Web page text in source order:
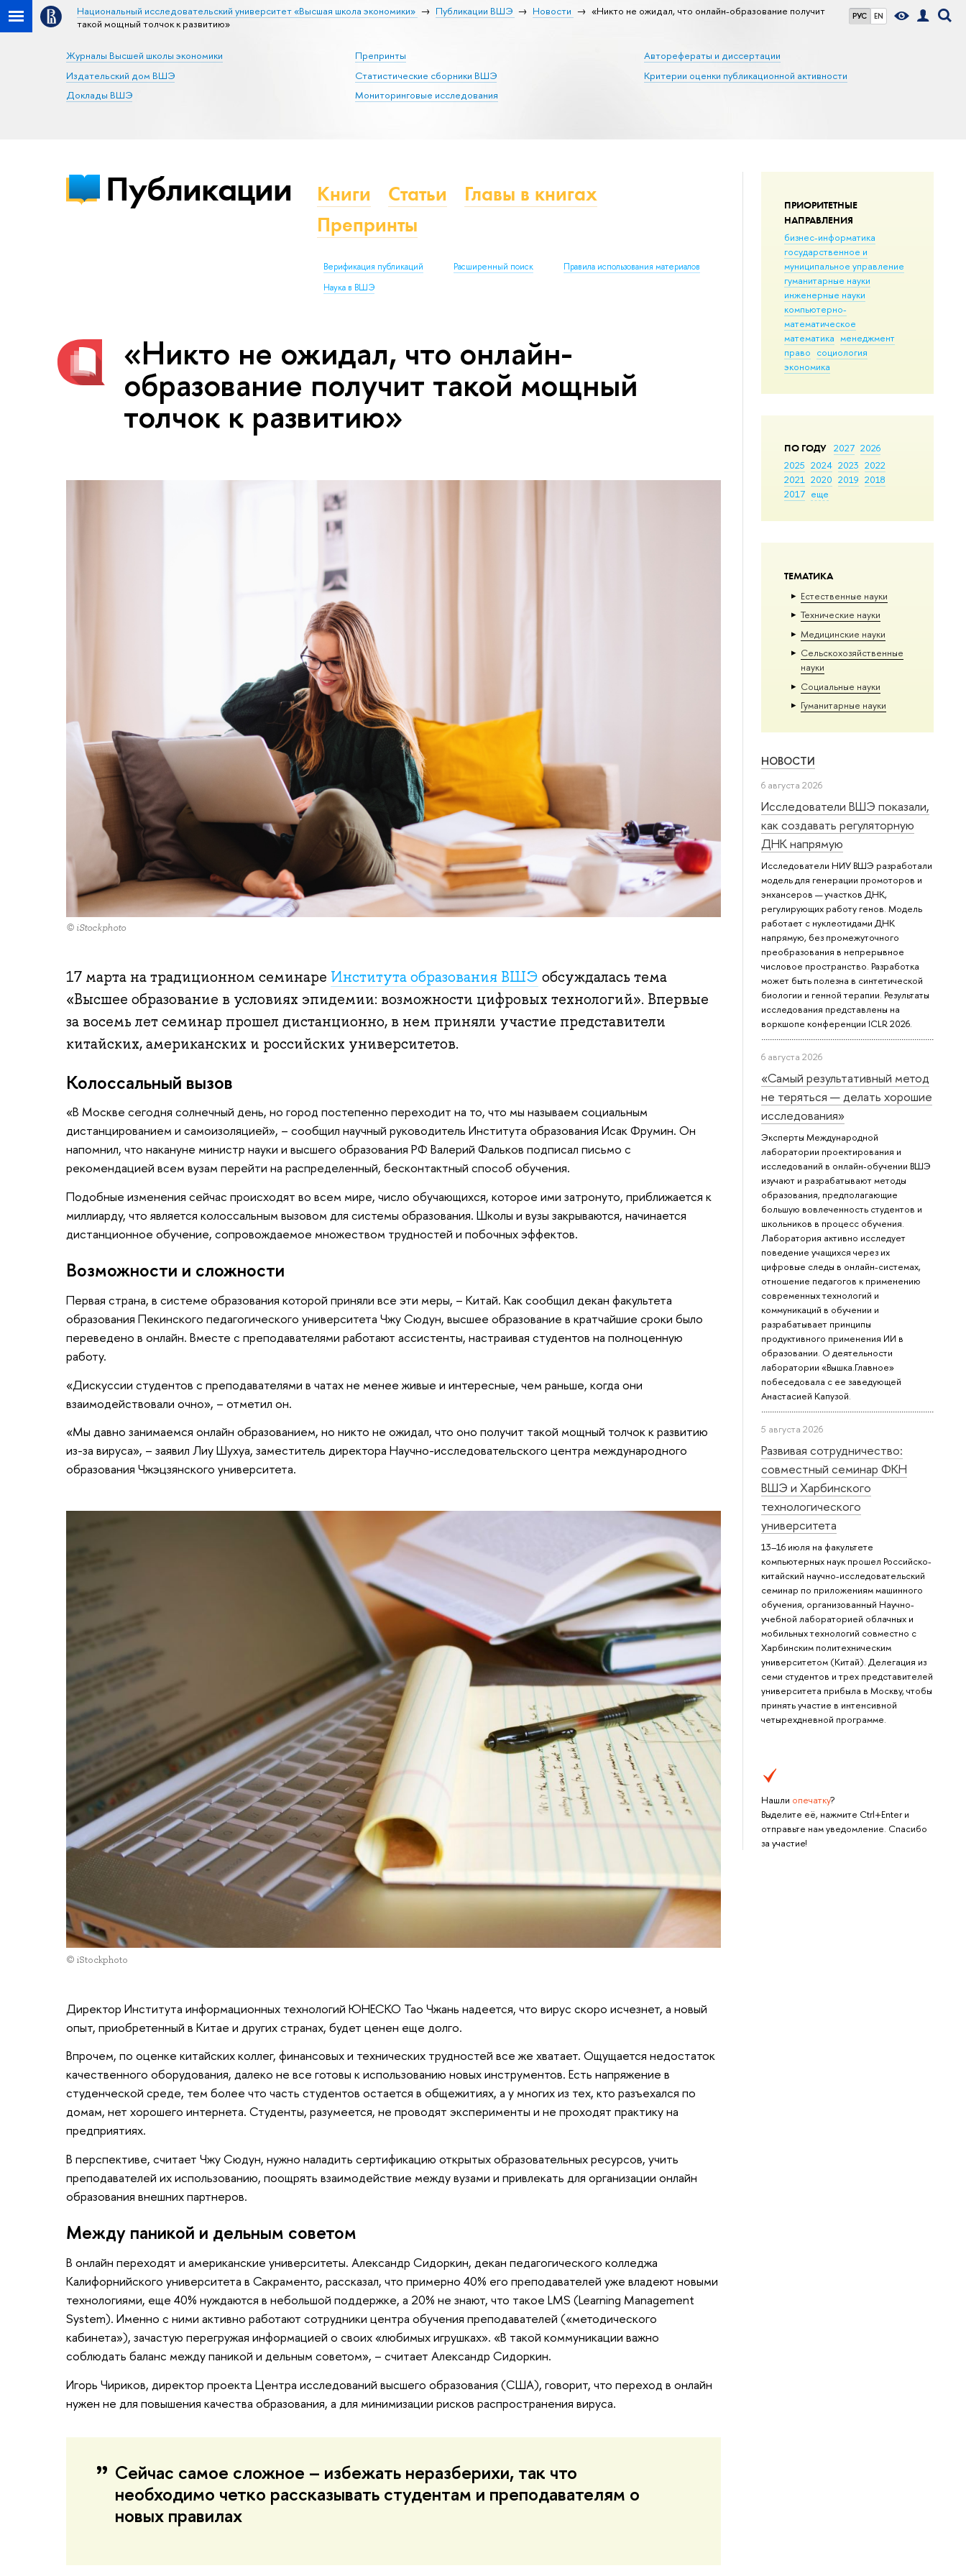
РУС EN
Национальный исследовательский университет «Высшая школа экономики» Публикации ВШЭ Новости
«Никто не ожидал, что онлайн-образование получит
такой мощный толчок к развитию»
Журналы Высшей школы экономики
Издательский дом ВШЭ
Доклады ВШЭ
Препринты
Статистические сборники ВШЭ
Мониторинговые исследования
Авторефераты и диссертации
Критерии оценки публикационной активности
ПРИОРИТЕТНЫЕ
НАПРАВЛЕНИЯ
бизнес-информатика
государственное и
муниципальное управление
гуманитарные науки
инженерные науки
компьютерно-
математическое
математика менеджмент
право социология
экономика
ПО ГОДУ 2027 2026
2025 2024 2023 2022
2021 2020 2019 2018
2017 еще
ТЕМАТИКА
Естественные науки
Тех­ничес­кие науки
Медицинские науки
Сельскохозяйственные
науки
Социальные науки
Гуманитарные науки
НОВОСТИ
6 августа 2026
Исследователи ВШЭ показали,
как создавать регуляторную
ДНК напрямую
Исследователи НИУ ВШЭ разработали
модель для генерации промоторов и
энхансеров — участков ДНК,
регулирующих работу генов. Модель
работает с нуклеотидами ДНК
напрямую, без промежуточного
преобразования в непрерывное
числовое пространство. Разработка
может быть полезна в синтетической
биологии и генной терапии. Результаты
исследования представлены на
воркшопе конференции ICLR 2026.
6 августа 2026
«Самый результативный метод
не теряться — делать хорошие
исследования»
Эксперты Международной
лаборатории проектирования и
исследований в онлайн-обучении ВШЭ
изучают и разрабатывают методы
образования, предполагающие
большую вовлеченность студентов и
школьников в процесс обучения.
Лаборатория активно исследует
поведение учащихся через их
цифровые следы в онлайн-системах,
отношение педагогов к применению
современных технологий и
коммуникаций в обучении и
разрабатывает принципы
продуктивного применения ИИ в
образовании. О деятельности
лаборатории «Вышка.Главное»
побеседовала с ее заведующей
Анастасией Капузой.
5 августа 2026
Развивая сотрудничество:
совместный семинар ФКН
ВШЭ и Харбинского
технологического
университета
13–16 июля на факультете
компьютерных наук прошел Российско-
китайский научно-исследовательский
семинар по приложениям машинного
обучения, организованный Научно-
учебной лабораторией облачных и
мобильных технологий совместно с
Харбинским политехническим
университетом (Китай). Делегация из
семи студентов и трех представителей
университета прибыла в Москву, чтобы
принять участие в интенсивной
четырехдневной программе.
Нашли опечатку?
Выделите её, нажмите Ctrl+Enter и
отправьте нам уведомление. Спасибо
за участие!
Публикации Книги Статьи
Главы в книгах
Препринты
Верификация публикаций Расширенный поиск
Правила использования материалов
Наука в ВШЭ
«Никто не ожидал, что онлайн-
образование получит такой мощный
толчок к развитию»
© iStockphoto
17 марта на традиционном семинаре Института образования ВШЭ обсуждалась тема
«Высшее образование в условиях эпидемии: возможности цифровых технологий». Впервые
за восемь лет семинар прошел дистанционно, в нем приняли участие представители
китайских, американских и российских университетов.
Колоссальный вызов
«В Москве сегодня солнечный день, но город постепенно переходит на то, что мы называем социальным
дистанцированием и самоизоляцией», – сообщил научный руководитель Института образования Исак Фрумин. Он
напомнил, что накануне министр науки и высшего образования РФ Валерий Фальков подписал письмо с
рекомендацией всем вузам перейти на распределенный, бесконтактный способ обучения.
Подобные изменения сейчас происходят во всем мире, число обучающихся, которое ими затронуто, приближается к
миллиарду, что является колоссальным вызовом для системы образования. Школы и вузы закрываются, начинается
дистанционное обучение, сопровождаемое множеством трудностей и побочных эффектов.
Возможности и сложности
Первая страна, в системе образования которой приняли все эти меры, – Китай. Как сообщил декан факультета
образования Пекинского педагогического университета Чжу Сюдун, высшее образование в кратчайшие сроки было
переведено в онлайн. Вместе с преподавателями работают ассистенты, настраивая студентов на полноценную
работу.
«Дискуссии студентов с преподавателями в чатах не менее живые и интересные, чем раньше, когда они
взаимодействовали очно», – отметил он.
«Мы давно занимаемся онлайн образованием, но никто не ожидал, что оно получит такой мощный толчок к развитию
из-за вируса», – заявил Лиу Шухуа, заместитель директора Научно-исследовательского центра международного
образования Чжэцзянского университета.
© iStockphoto
Директор Института информационных технологий ЮНЕСКО Тао Чжань надеется, что вирус скоро исчезнет, а новый
опыт, приобретенный в Китае и других странах, будет ценен еще долго.
Впрочем, по оценке китайских коллег, финансовых и технических трудностей все же хватает. Ощущается недостаток
качественного оборудования, далеко не все готовы к использованию новых инструментов. Есть напряжение в
студенческой среде, тем более что часть студентов остается в общежитиях, а у многих из тех, кто разъехался по
домам, нет хорошего интернета. Студенты, разумеется, не проводят эксперименты и не проходят практику на
предприятиях.
В перспективе, считает Чжу Сюдун, нужно наладить сертификацию открытых образовательных ресурсов, учить
преподавателей их использованию, поощрять взаимодействие между вузами и привлекать для организации онлайн
образования внешних партнеров.
Между паникой и дельным советом
В онлайн переходят и американские университеты. Александр Сидоркин, декан педагогического колледжа
Калифорнийского университета в Сакраменто, рассказал, что примерно 40% его преподавателей уже владеют новыми
технологиями, еще 40% нуждаются в небольшой поддержке, а 20% не знают, что такое LMS (Learning Management
System). Именно с ними активно работают сотрудники центра обучения преподавателей («методического
кабинета»), зачастую перегружая информацией о своих «любимых игрушках». «В такой коммуникации важно
соблюдать баланс между паникой и дельным советом», – считает Александр Сидоркин.
Игорь Чириков, директор проекта Центра исследований высшего образования (США), говорит, что переход в онлайн
нужен не для повышения качества образования, а для минимизации рисков распространения вируса.
Сейчас самое сложное – избежать неразберихи, так что
необходимо четко рассказывать студентам и преподавателям о
новых правилах